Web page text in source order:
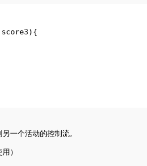
score3){
一个活动的控制流。
）